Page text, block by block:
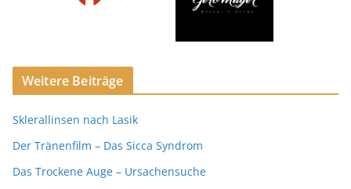
Weitere Beiträge
Sklerallinsen nach Lasik
Der Tränenfilm – Das Sicca Syndrom
Das Trockene Auge – Ursachensuche